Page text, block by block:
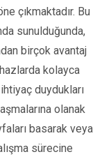
çıkmaktadır. Bu
sunulduğunda,
birçok avantaj
kolayca
duydukları
olanak
basarak veya
sürecine